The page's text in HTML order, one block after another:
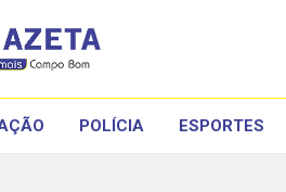
POLÍCIA ESPORTES